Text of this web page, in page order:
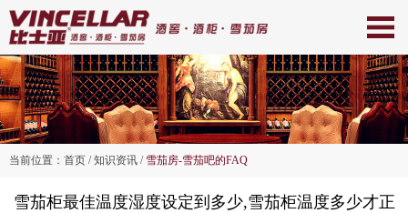
当前位置： 首页 / 知识资讯 / 雪茄房-雪茄吧的FAQ
雪茄柜最佳温度湿度设定到多少,雪茄柜温度多少才正